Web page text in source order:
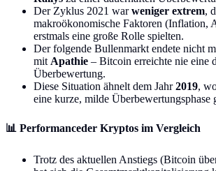
Der Zyklus 2021 warweniger extrem,
makroökonomische Faktoren (Inflation,
erstmals eine große Rolle spielten.
Der folgende Bullenmarkt endete nicht
mit Apathie – Bitcoin erreichte nie eine
Überbewertung.
Diese Situation ähnelt dem Jahr2019,
eine kurze, milde Überbewertungsphase
📊 Performanceder Kryptos im Vergleich
Trotz des aktuellen Anstiegs (Bitcoin